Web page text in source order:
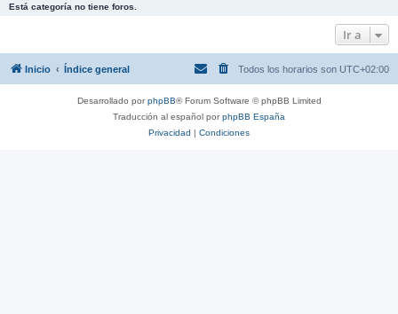
Está categoría no tiene foros.
Ir a
Inicio Índice general Todos los horarios son UTC+02:00
Desarrollado porphpBB® Forum Software © phpBB Limited
Traducción al español porphpBB España
Privacidad | Condiciones